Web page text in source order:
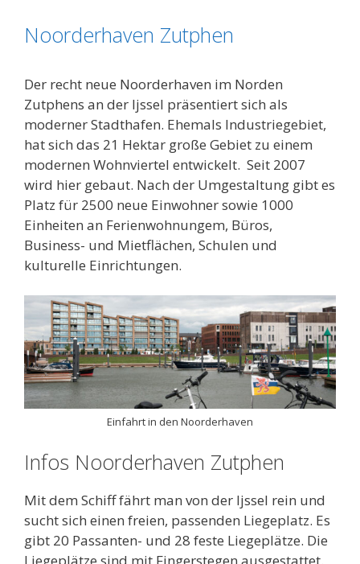
Noorderhaven Zutphen
Der recht neue Noorderhaven im Norden
Zutphens an der Ijssel präsentiert sich als
moderner Stadthafen. Ehemals Industriegebiet,
hat sich das 21 Hektar große Gebiet zu einem
modernen Wohnviertel entwickelt. Seit 2007
wird hier gebaut. Nach der Umgestaltung gibt es
Platz für 2500 neue Einwohner sowie 1000
Einheiten an Ferienwohnungem, Büros,
Business- und Mietflächen, Schulen und
kulturelle Einrichtungen.
Einfahrt in den Noorderhaven
Infos Noorderhaven Zutphen
Mit dem Schiff fährt man von der Ijssel rein und
sucht sich einen freien, passenden Liegeplatz. Es
gibt 20 Passanten- und 28 feste Liegeplätze. Die